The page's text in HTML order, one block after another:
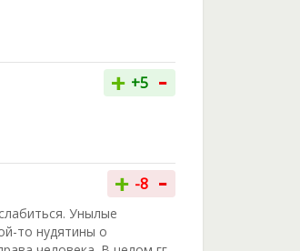
+ +5 -
+ -8 -
Унылые
то нудятины о